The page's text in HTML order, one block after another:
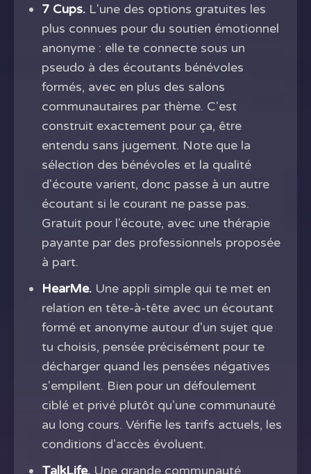
7 Cups. L'une des options gratuites les
plus connues pour du soutien émotionnel
anonyme : elle te connecte sous un
pseudo à des écoutants bénévoles
formés, avec en plus des salons
communautaires par thème. C'est
construit exactement pour ça, être
entendu sans jugement. Note que la
sélection des bénévoles et la qualité
d'écoute varient, donc passe à un autre
écoutant si le courant ne passe pas.
Gratuit pour l'écoute, avec une thérapie
payante par des professionnels proposée
à part.
HearMe. Une appli simple qui te met en
relation en tête-à-tête avec un écoutant
formé et anonyme autour d'un sujet que
tu choisis, pensée précisément pour te
décharger quand les pensées négatives
s'empilent. Bien pour un défoulement
ciblé et privé plutôt qu'une communauté
au long cours. Vérifie les tarifs actuels, les
conditions d'accès évoluent.
TalkLife. Une grande communauté